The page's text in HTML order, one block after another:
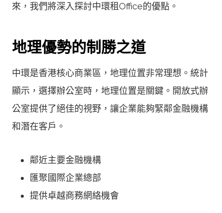
來，我們將深入探討中環租Office的優點。
地理優勢的制勝之道
中環是香港核心商業區，地理位置非常理想。統計
顯示，選擇辦公室時，地理位置是關鍵。開放式辦
公室提供了絕佳的視野，讓企業能夠緊鄰金融機構
和潛在客戶。
鄰近主要金融機構
匯聚國際企業總部
提供卓越商務網絡機會